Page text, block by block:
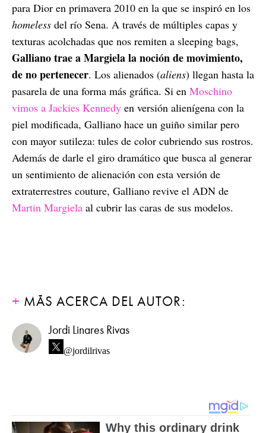
para Dior en primavera 2010 en la que se inspiró en los
homeless del río Sena. A través de múltiples capas y
texturas acolchadas que nos remiten a sleeping bags,
Galliano trae a Margiela la noción de movimiento,
de no pertenecer. Los alienados (aliens) llegan hasta la
pasarela de una forma más gráfica. Si en Moschino
vimos a Jackies Kennedy en versión alienígena con la
piel modificada, Galliano hace un guiño similar pero
con mayor sutileza: tules de color cubriendo sus rostros.
Además de darle el giro dramático que busca al generar
un sentimiento de alienación con esta versión de
extraterrestres couture, Galliano revive el ADN de
Martin Margiela al cubrir las caras de sus modelos.
MÁS ACERCA DEL AUTOR:
Jordi Linares Rivas
@jordilrivas